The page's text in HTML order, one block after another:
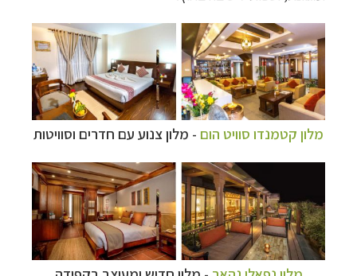
מלון קטמנדו סוויט הום - מלון צנוע עם חדרים וסוויטות